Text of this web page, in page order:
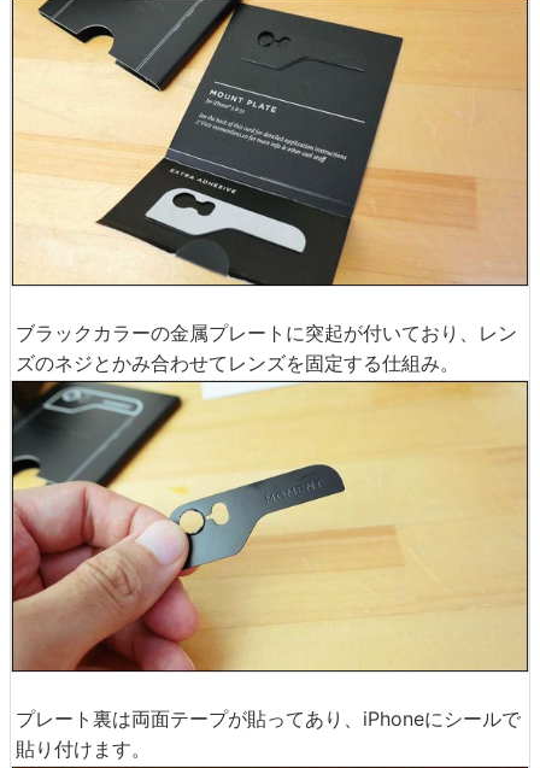
ブラックカラーの金属プレートに突起が付いており、レン
ズのネジとかみ合わせてレンズを固定する仕組み。
プレート裏は両面テープが貼ってあり、iPhoneにシールで
貼り付けます。